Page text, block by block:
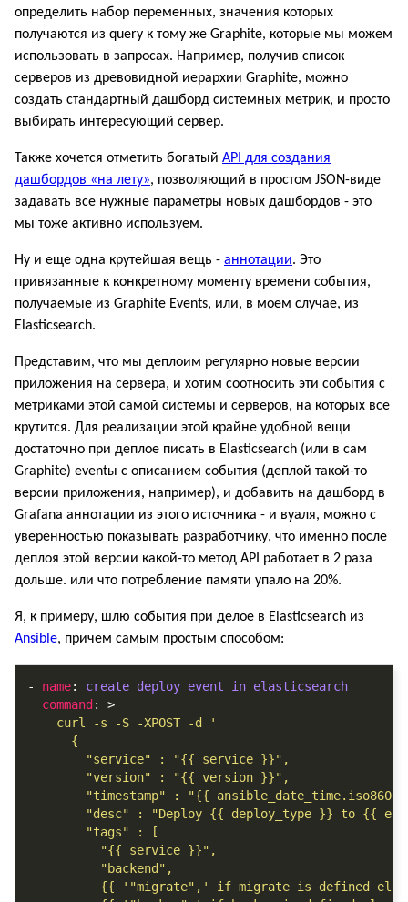
определить набор переменных, значения которых
получаются из query к тому же Graphite, которые мы можем
использовать в запросах. Например, получив список
серверов из древовидной иерархии Graphite, можно
создать стандартный дашборд системных метрик, и просто
выбирать интересующий сервер.
Также хочется отметить богатый API для создания
дашбордов «на лету», позволяющий в простом JSON-виде
задавать все нужные параметры новых дашбордов - это
мы тоже активно используем.
Ну и еще одна крутейшая вещь - аннотации. Это
привязанные к конкретному моменту времени события,
получаемые из Graphite Events, или, в моем случае, из
Elasticsearch.
Представим, что мы деплоим регулярно новые версии
приложения на сервера, и хотим соотносить эти события с
метриками этой самой системы и серверов, на которых все
крутится. Для реализации этой крайне удобной вещи
достаточно при деплое писать в Elasticsearch (или в сам
Graphite) eventы с описанием события (деплой такой-то
версии приложения, например), и добавить на дашборд в
Grafana аннотации из этого источника - и вуаля, можно с
уверенностью показывать разработчику, что именно после
деплоя этой версии какой-то метод API работает в 2 раза
дольше. или что потребление памяти упало на 20%.
Я, к примеру, шлю события при делое в Elasticsearch из
Ansible, причем самым простым способом:
- name: create deploy event in elasticsearch
command : >